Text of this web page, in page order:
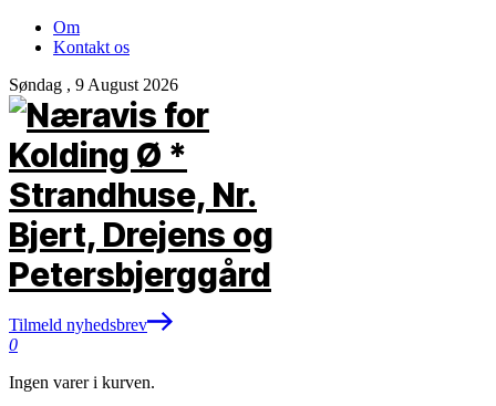
Om
Kontakt os
Søndag , 9 August 2026
Tilmeld nyhedsbrev
0
Ingen varer i kurven.